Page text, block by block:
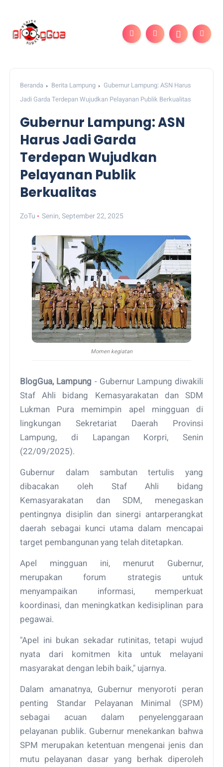
Beranda Berita Lampung
Gubernur Lampung: ASN Harus
Jadi Garda Terdepan Wujudkan Pelayanan Publik Berkualitas
Gubernur Lampung: ASN
Harus Jadi Garda
Terdepan Wujudkan
Pelayanan Publik
Berkualitas
ZoTu Senin, September 22, 2025
Momen kegiatan
BlogGua, Lampung - Gubernur Lampung diwakili
Staf Ahli bidang Kemasyarakatan dan SDM
Lukman Pura memimpin apel mingguan di
lingkungan Sekretariat Daerah Provinsi
Lampung, di Lapangan Korpri, Senin
(22/09/2025).
Gubernur dalam sambutan tertulis yang
dibacakan oleh Staf Ahli bidang
Kemasyarakatan dan SDM, menegaskan
pentingnya disiplin dan sinergi antarperangkat
daerah sebagai kunci utama dalam mencapai
target pembangunan yang telah ditetapkan.
Apel mingguan ini, menurut Gubernur,
merupakan forum strategis untuk
menyampaikan informasi, memperkuat
koordinasi, dan meningkatkan kedisiplinan para
pegawai.
"Apel ini bukan sekadar rutinitas, tetapi wujud
nyata dari komitmen kita untuk melayani
masyarakat dengan lebih baik," ujarnya.
Dalam amanatnya, Gubernur menyoroti peran
penting Standar Pelayanan Minimal (SPM)
sebagai acuan dalam penyelenggaraan
pelayanan publik. Gubernur menekankan bahwa
SPM merupakan ketentuan mengenai jenis dan
mutu pelayanan dasar yang berhak diperoleh